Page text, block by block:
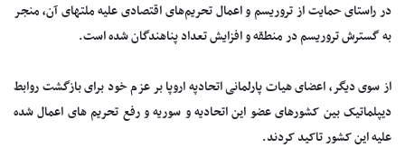
در راستای حمایت از تروریسم و اعمال تحریم‌های اقتصادی علیه ملت‎های آن، منجر
به گسترش تروریسم در منطقه و افزایش تعداد پناهندگان شده است.
از سوی دیگر، اعضای هیات پارلمانی اتحادپه اروپا بر عزم خود برای بازگشت روابط
دیپلماتیک بین کشورهای عضو این اتحادیه و سوریه و رفع تحریم های اعمال شده
علیه این کشور تاکید کردند.